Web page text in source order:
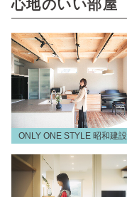
心地のいい部屋
ONLY ONE STYLE 昭和建設